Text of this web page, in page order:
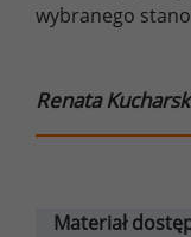
wybranego
Renata
Materiał